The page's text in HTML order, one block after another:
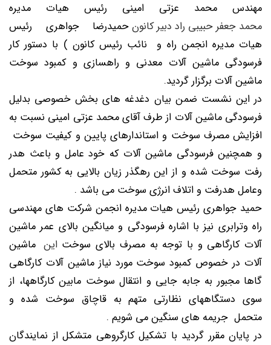
مهندس محمد عزتی امینی رئیس هیات مدیره
محمد جعفر حبیبی راد دبیر کانونحمیدرضا جواهری رئیس
هیات مدیره انجمن راه و نائب رئیس کانون ) با دستور کار
فرسودگی ماشین آلات معدنی و راهسازی و کمبود سوخت
ماشین آلات برگزار گردید.
در این نشست ضمن بیان دغدغه های بخش خصوصی بدلیل
فرسودگی ماشین آلات از طرف آقای محمد عزتی امینی نسبت به
افزایش مصرف سوخت و استاندارهای پایین و کیفیت سوخت
و همچنین فرسودگی ماشین آلات که خود عامل و باعث هدر
رفت سوخت شده و از این رهگذر زیان بالایی به کشور متحمل
وعامل هدرفت و اتلاف انرژی سوخت می باشد .
حمید جواهری رئیس هیات مدیره انجمن شرکت های مهندسی
راه وترابری نیز با اشاره فرسودگی و میانگین بالای عمر ماشین
آلات کارگاهی و با توجه به مصرف بالای سوختاین ماشین
آلات در خصوص کمبود سوخت مورد نیاز ماشین آلات کارگاهی
گاها مجبور به جابه جایی و انتقال سوخت مابین کارگاهها، از
سوی دستگاههای نظارتی متهم به قاچاق سوخت شده و
متحمل جریمه های سنگین می شویم .
در پایان مقرر گردید با تشکیل کارگروهی متشکل از نمایندگان